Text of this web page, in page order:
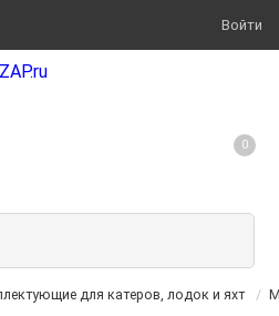
Войти
0
для катеров, лодок и яхт /